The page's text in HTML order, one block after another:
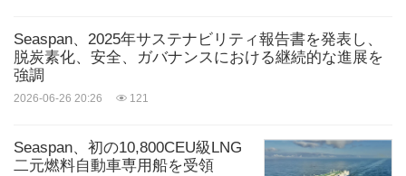
Seaspan、2025年サステナビリティ報告書を発表し、
脱炭素化、安全、ガバナンスにおける継続的な進展を
強調
2026-06-26 20:26 121
Seaspan、初の10,800CEU級LNG
二元燃料自動車専用船を受領